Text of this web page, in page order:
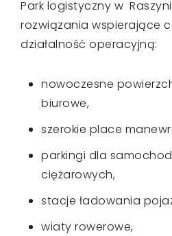
Park logistyczny w
rozwiązania wspierające
działalność operacyjną:
nowoczesne
biurowe,
szerokie place
parkingi dla
ciężarowych,
stacje ładowania
wiaty rowerowe,